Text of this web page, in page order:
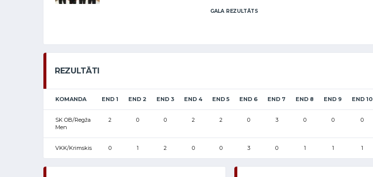
GALA REZULTĀTS
REZULTĀTI
KOMANDA END 1 END 2 END 3 END 4 END 5 END 6 END 7 END 8 END 9 END 10
SK OB/Regža
Men
2 0 0 2 2 0 3 0 0 0
VKK/Krimskis 0 1 2 0 0 3 0 1 1 1